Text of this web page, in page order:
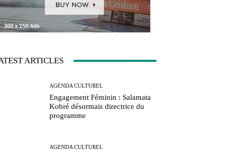
ARTICLES
AGENDA CULTUREL
Engagement Féminin : Salamata
Kobré désormais directrice du
programme
AGENDA CULTUREL